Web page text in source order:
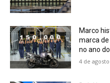
Marco
marca
no ano
4 de